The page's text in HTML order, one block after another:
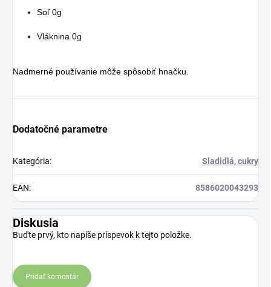
Soľ 0g
Vláknina 0g
Nadmerné používanie môže spôsobiť hnačku.
Dodatočné parametre
Kategória: Sladidlá, cukry
EAN: 8586020043293
Diskusia
Buďte prvý, kto napíše príspevok k tejto položke.
Pridať komentár